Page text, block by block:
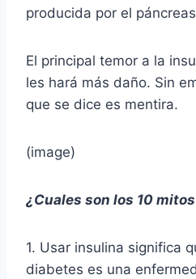
producida por el
El principal temor a la
les hará más daño. Sin
que se dice es mentira.
(image)
¿Cuales son los 10
1. Usar insulina significa
diabetes es una